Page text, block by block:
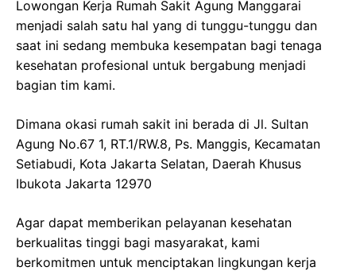
Lowongan Kerja Rumah Sakit Agung Manggarai
menjadi salah satu hal yang di tunggu-tunggu dan
saat ini sedang membuka kesempatan bagi tenaga
kesehatan profesional untuk bergabung menjadi
bagian tim kami.
Dimana okasi rumah sakit ini berada di Jl. Sultan
Agung No.67 1, RT.1/RW.8, Ps. Manggis, Kecamatan
Setiabudi, Kota Jakarta Selatan, Daerah Khusus
Ibukota Jakarta 12970
Agar dapat memberikan pelayanan kesehatan
berkualitas tinggi bagi masyarakat, kami
berkomitmen untuk menciptakan lingkungan kerja